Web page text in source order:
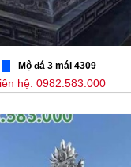
Mộ đá 3 mái 4309
hệ: 0982.583.000